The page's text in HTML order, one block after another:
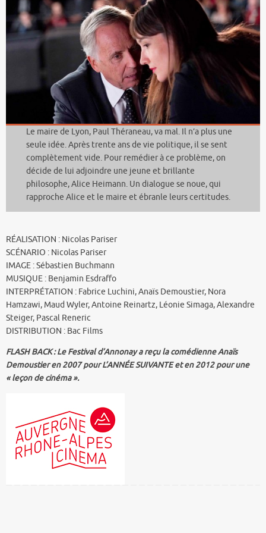
Le maire de Lyon, Paul Théraneau, va mal. Il n’a plus une
seule idée. Après trente ans de vie politique, il se sent
complètement vide. Pour remédier à ce problème, on
décide de lui adjoindre une jeune et brillante
philosophe, Alice Heimann. Un dialogue se noue, qui
rapproche Alice et le maire et ébranle leurs certitudes.
RÉALISATION : Nicolas Pariser
SCÉNARIO : Nicolas Pariser
IMAGE : Sébastien Buchmann
MUSIQUE : Benjamin Esdraffo
INTERPRÉTATION : Fabrice Luchini, Anaïs Demoustier, Nora
Hamzawi, Maud Wyler, Antoine Reinartz, Léonie Simaga, Alexandre
Steiger, Pascal Reneric
DISTRIBUTION : Bac Films
FLASH BACK : Le Festival d’Annonay a reçu la comédienne Anaïs
Demoustier en 2007 pour L’ANNÉE SUIVANTE et en 2012 pour une
« leçon de cinéma ».